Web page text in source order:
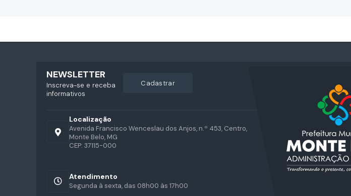
Localização
Avenida Francisco Wenceslau dos Anjos, n.º 453, Centro,
Monte Belo, MG
CEP: 37115-000
Atendimento
Segunda à sexta, das 08h00 às 17h00
NEWSLETTER
Inscreva-se e receba
informativos
cadastrar